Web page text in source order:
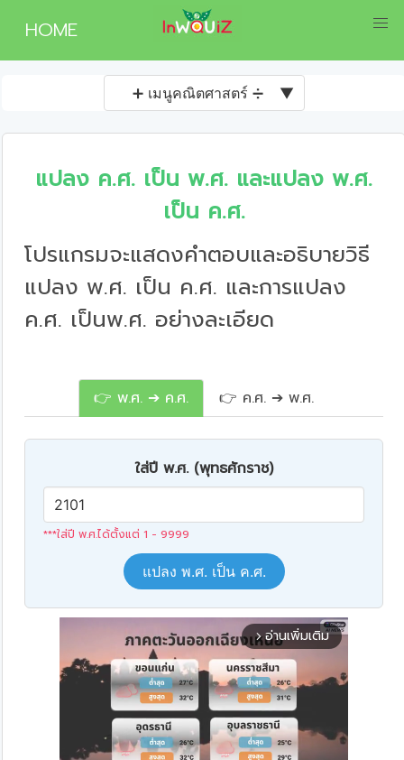
HOME
➕ เมนูคณิตศาสตร์ ➗ ▼
แปลง ค.ศ. เป็น พ.ศ. และแปลง พ.ศ.
เป็น ค.ศ.
โปรแกรมจะแสดงคำตอบและอธิบายวิธี
แปลง พ.ศ. เป็น ค.ศ. และการแปลง
ค.ศ. เป็นพ.ศ. อย่างละเอียด
👉 พ.ศ. ➔ ค.ศ. 👉 ค.ศ. ➔ พ.ศ.
ใส่ปี พ.ศ. (พุทธศักราช)
***ใส่ปี พ.ศ.ได้ตั้งแต่ 1 - 9999
แปลง พ.ศ. เป็น ค.ศ.
arrow_forward_ios อ่านเพิ่มเติม